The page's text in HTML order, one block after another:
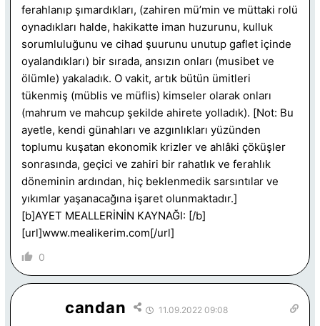
ferahlanıp şımardıkları, (zahiren mü’min ve müttaki rolü
oynadıkları halde, hakikatte iman huzurunu, kulluk
sorumluluğunu ve cihad şuurunu unutup gaflet içinde
oyalandıkları) bir sırada, ansızın onları (musibet ve
ölümle) yakaladık. O vakit, artık bütün ümitleri
tükenmiş (müblis ve müflis) kimseler olarak onları
(mahrum ve mahcup şekilde ahirete yolladık). [Not: Bu
ayetle, kendi günahları ve azgınlıkları yüzünden
toplumu kuşatan ekonomik krizler ve ahlâki çöküşler
sonrasında, geçici ve zahiri bir rahatlık ve ferahlık
döneminin ardından, hiç beklenmedik sarsıntılar ve
yıkımlar yaşanacağına işaret olunmaktadır.]
[b]AYET MEALLERİNİN KAYNAĞI: [/b]
[url]www.mealikerim.com[/url]
0
candan 11.09.2022 09:08